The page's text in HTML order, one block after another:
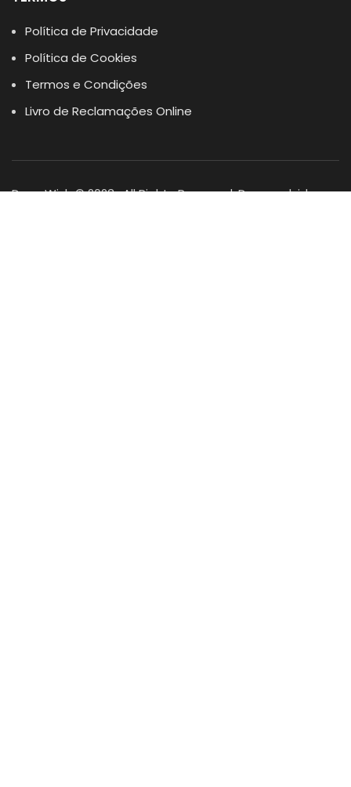
Política de Privacidade
Política de Cookies
Termos e Condições
Livro de Reclamações Online
Dogs Wish © 2023 . All Rights Reserved. Desenvolvido por